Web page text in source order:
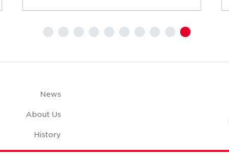
News
About Us
History
Case Studies